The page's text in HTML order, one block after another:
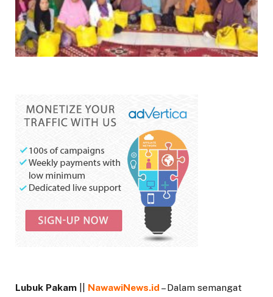
Lubuk Pakam NawawiNews.id – Dalam semangat